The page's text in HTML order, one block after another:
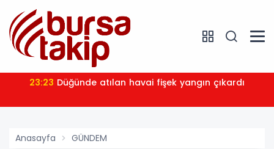
23:23 Düğünde atılan havai fişek yangın çıkardı
Anasayfa GÜNDEM